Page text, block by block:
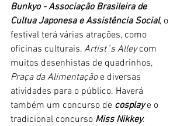
Bunkyo - Associação Brasileira de
Cultua Japonesa e Assistência Social, o
festival terá várias atrações, como
oficinas culturais, Artist´s Alley com
muitos desenhistas de quadrinhos,
Praça da Alimentação e diversas
atividades para o público. Haverá
também um concurso de cosplay e o
tradicional concurso Miss Nikkey.